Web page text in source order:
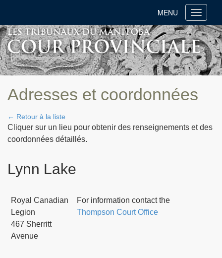
Toggle
MENU
Adresses et coordonnées
← Retour à la liste
Cliquer sur un lieu pour obtenir des renseignements et des
coordonnées détaillés.
Lynn Lake
Royal Canadian
Legion
467 Sherritt
Avenue
For information contact the
Thompson Court Office